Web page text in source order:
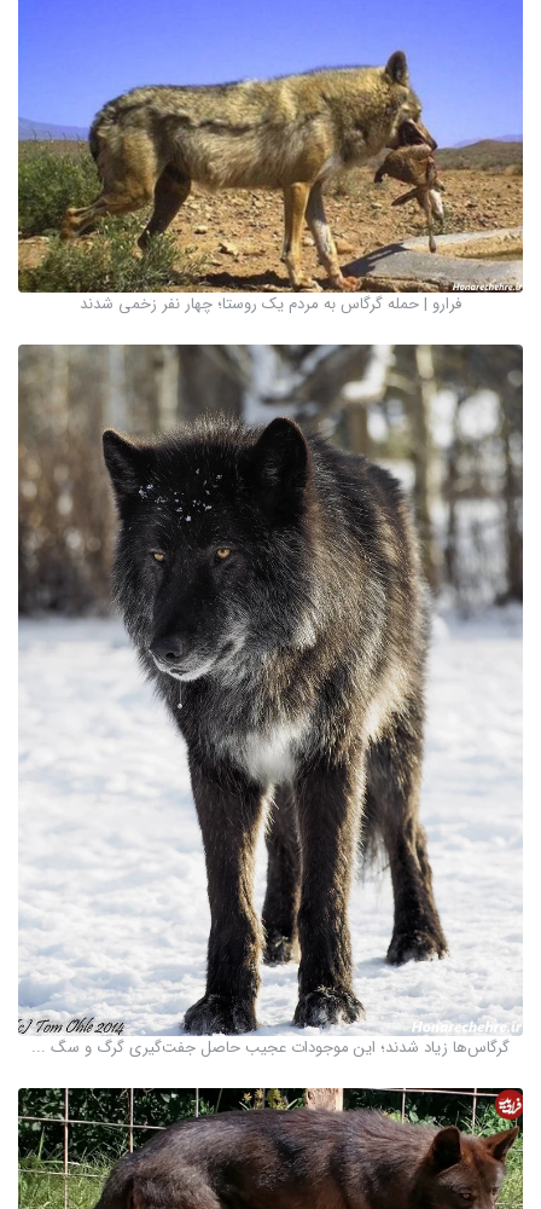
فرارو | حمله گرگاس به مردم یک روستا؛ چهار نفر زخمی شدند
گرگاس‌ها زیاد شدند؛ این موجودات عجیب حاصل جفت‌گیری گرگ و سگ ...